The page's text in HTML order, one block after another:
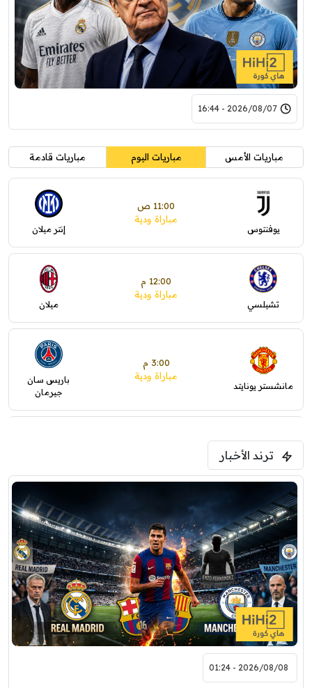
2026/08/07 - 16:44
مباريات الأمس مباريات اليوم مباريات قادمة
يوفنتوس
11:00 ص
مباراة ودية
إنتر ميلان
تشيلسي
12:00 م
مباراة ودية
ميلان
مانشستر يونايتد
3:00 م
مباراة ودية
باريس سان
جيرمان
فرينتسفاروشي
برشلونة
7:00 م
مباراة ودية
نوتنغهام فورست
اودينيزي
8:00 م
مباراة ودية
برشلونة
ترند الأخبار
2026/08/08 - 01:24